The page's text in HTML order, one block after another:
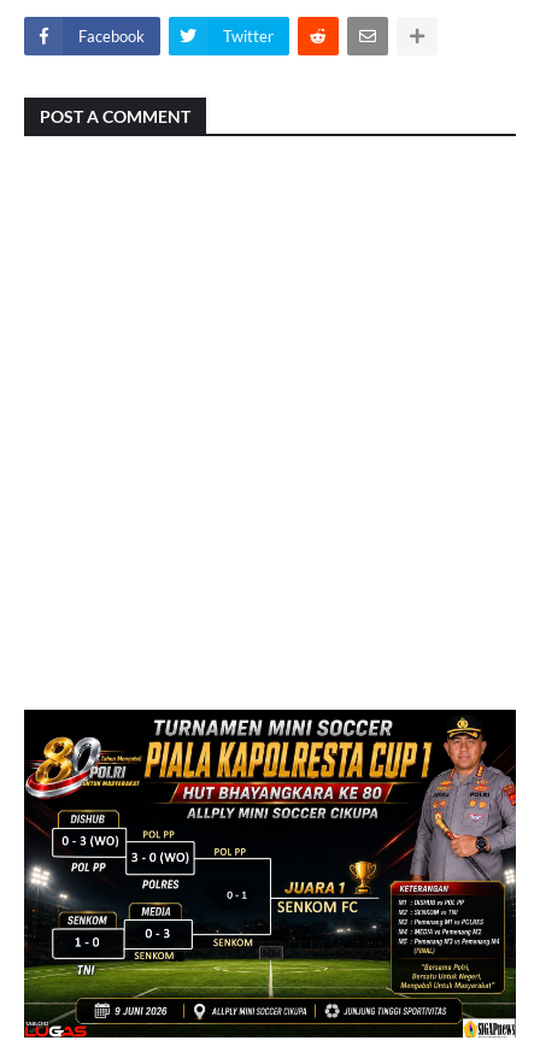
Facebook Twitter
POST A COMMENT